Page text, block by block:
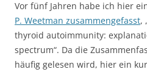
Vor fünf Jahren habe ich hier
P. Weetman zusammengefasst,
thyroid autoimmunity:
spectrum“. Da die
häufig gelesen wird, hier ein